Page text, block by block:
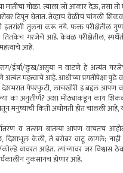
गोळा. त्याला जो आकार देऊ, तसा तो
टिपून घेतात. तेव्हाच वेळीच चांगली
इतरांशी तुलना करू नये. फक्त परीक्षेतील
तितकेच गरजेचे आहे. केवळ परीक्षेतील,
आहे.
ईर्षा/दुःख/असुया न वाटणे हे अत्यंत
अत्यंत महत्त्वाचे आहे. आधीच्या
देशभरात पेपरफुटी, लाचखोरी इ.बद्दल
का अनुत्तीर्ण? अशा मोठ्यांकडून
यातून मनुष्याची किती अधोगती होत
व तत्सम बातम्या आपण वाचतच
केली, ते बरोबर वाटू लागले;
वावरत आहेत. त्यांच्यावर जर
नुकसानच होणार आहे.